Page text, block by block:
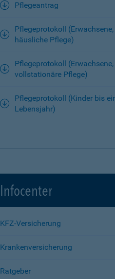
Pflegeantrag
Pflegeprotokoll (Erwachsene,
häusliche Pflege)
Pflegeprotokoll (Erwachsene,
vollstationäre Pflege)
Pflegeprotokoll (Kinder bis
Lebensjahr)
Infocenter
KFZ-Versicherung
Krankenversicherung
Ratgeber